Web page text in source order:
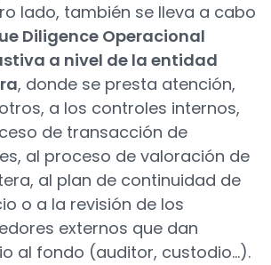
lado, también se lleva a cabo
Diligence Operacional
a nivel de la entidad
, donde se presta atención,
a los controles internos,
de transacción de
al proceso de valoración de
al plan de continuidad de
o a la revisión de los
externos que dan
al fondo (auditor, custodio...).